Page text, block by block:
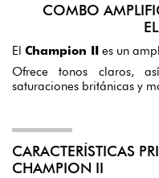
COMBO
El Champion II
es un
Ofrece tonos claros,
saturaciones británicas y
CARACTERÍSTICAS
CHAMPION II